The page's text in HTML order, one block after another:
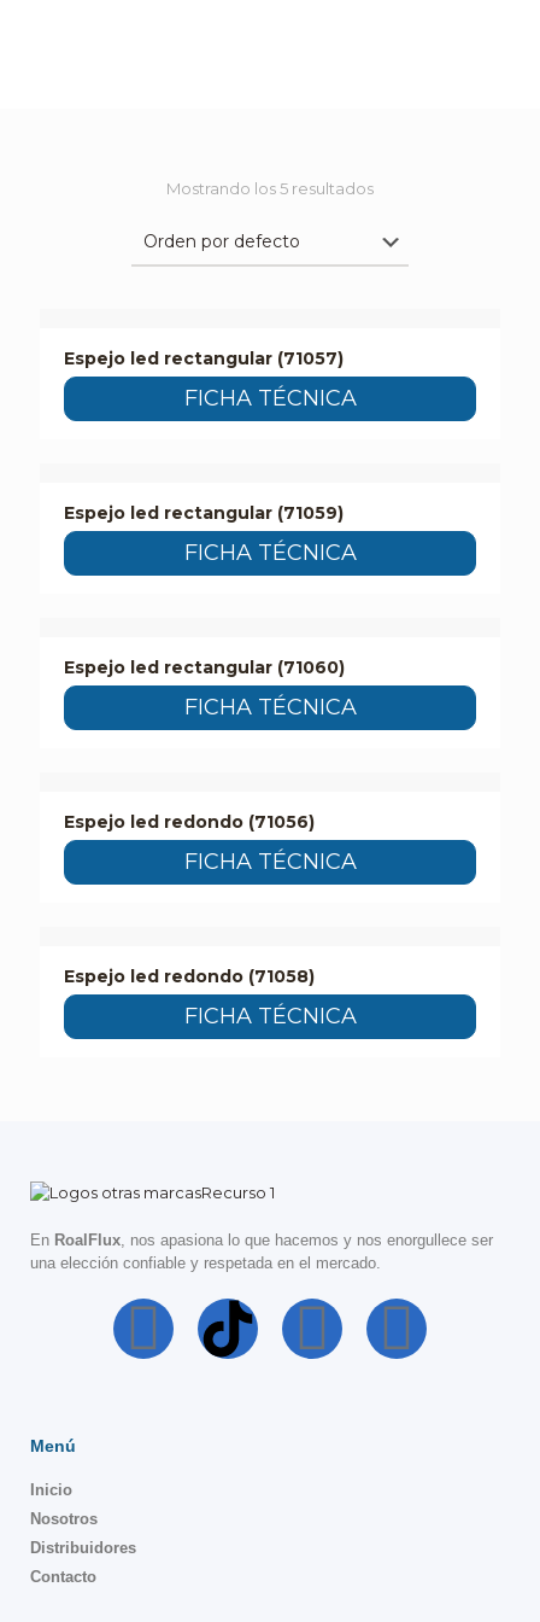
Mostrando los 5 resultados
Espejo led rectangular (71057)
FICHA TÉCNICA
Espejo led rectangular (71059)
FICHA TÉCNICA
Espejo led rectangular (71060)
FICHA TÉCNICA
Espejo led redondo (71056)
FICHA TÉCNICA
Espejo led redondo (71058)
FICHA TÉCNICA
En RoalFlux, nos apasiona lo que hacemos y nos enorgullece ser
una elección confiable y respetada en el mercado.
Menú
Inicio
Nosotros
Distribuidores
Contacto